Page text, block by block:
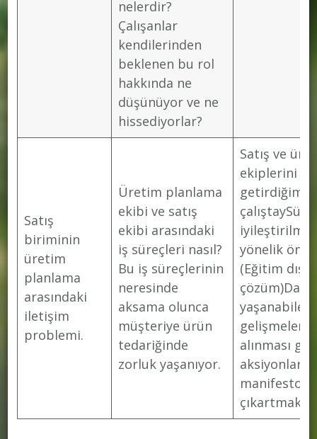
nelerdir?
Çalışanlar
kendilerinden
beklenen bu rol
hakkında ne
düşünüyor ve ne
hissediyorlar?
Satış
biriminin
üretim
planlama
arasındaki
iletişim
problemi.
Üretim planlama
ekibi ve satış
ekibi arasındaki
iş süreçleri nasıl?
Bu iş süreçlerinin
neresinde
aksama olunca
müşteriye ürün
tedariğinde
zorluk yaşanıyor.
Satış ve
ekiplerini
yönelik
(Eğitim dışı
gelişmeler
alınması
aksiyonlar
manifestosu
çıkartmak